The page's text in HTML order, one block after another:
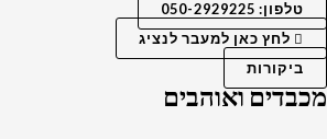
טלפון: 050-2929225
לחץ כאן למעבר לנציג
ביקורות
מכבדים ואוהבים